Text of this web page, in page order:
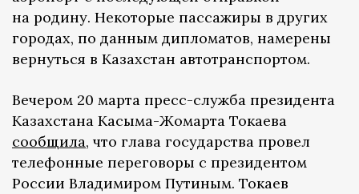
на родину. Некоторые пассажиры в других
городах, по данным дипломатов, намерены
вернуться в Казахстан автотранспортом.
Вечером 20 марта пресс-служба президента
Казахстана Касыма-Жомарта Токаева
сообщила, что глава государства провел
телефонные переговоры с президентом
России Владимиром Путиным. Токаев